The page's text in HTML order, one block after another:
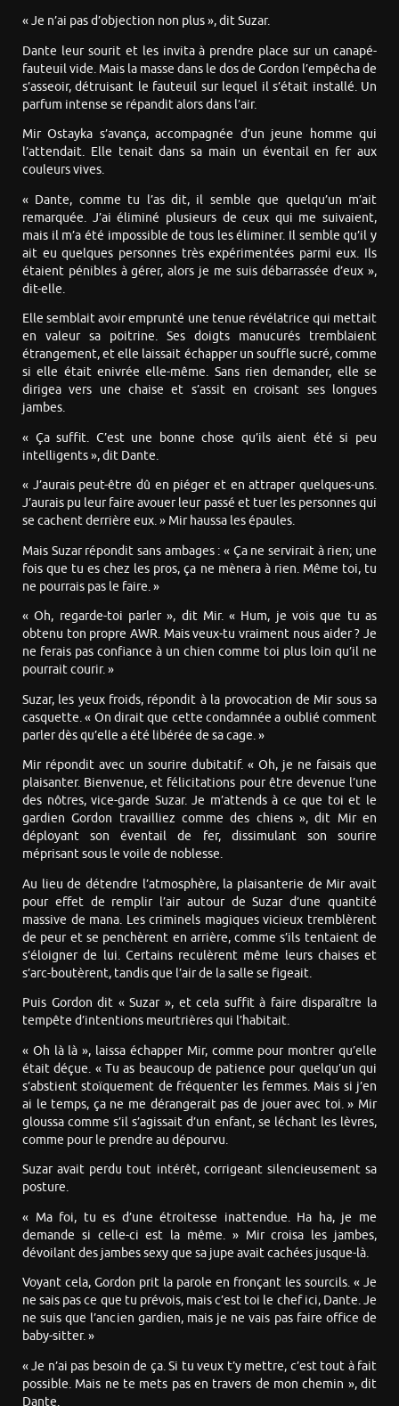
« Je n’ai pas d’objection non plus », dit Suzar.
Dante leur sourit et les invita à prendre place sur un canapé-
fauteuil vide. Mais la masse dans le dos de Gordon l’empêcha de
s’asseoir, détruisant le fauteuil sur lequel il s’était installé. Un
parfum intense se répandit alors dans l’air.
Mir Ostayka s’avança, accompagnée d’un jeune homme qui
l’attendait. Elle tenait dans sa main un éventail en fer aux
couleurs vives.
« Dante, comme tu l’as dit, il semble que quelqu’un m’ait
remarquée. J’ai éliminé plusieurs de ceux qui me suivaient,
mais il m’a été impossible de tous les éliminer. Il semble qu’il y
ait eu quelques personnes très expérimentées parmi eux. Ils
étaient pénibles à gérer, alors je me suis débarrassée d’eux »,
dit-elle.
Elle semblait avoir emprunté une tenue révélatrice qui mettait
en valeur sa poitrine. Ses doigts manucurés tremblaient
étrangement, et elle laissait échapper un souffle sucré, comme
si elle était enivrée elle-même. Sans rien demander, elle se
dirigea vers une chaise et s’assit en croisant ses longues
jambes.
« Ça suffit. C’est une bonne chose qu’ils aient été si peu
intelligents », dit Dante.
« J’aurais peut-être dû en piéger et en attraper quelques-uns.
J’aurais pu leur faire avouer leur passé et tuer les personnes qui
se cachent derrière eux. » Mir haussa les épaules.
Mais Suzar répondit sans ambages : « Ça ne servirait à rien; une
fois que tu es chez les pros, ça ne mènera à rien. Même toi, tu
ne pourrais pas le faire. »
« Oh, regarde-toi parler », dit Mir. « Hum, je vois que tu as
obtenu ton propre AWR. Mais veux-tu vraiment nous aider ? Je
ne ferais pas confiance à un chien comme toi plus loin qu’il ne
pourrait courir. »
Suzar, les yeux froids, répondit à la provocation de Mir sous sa
casquette. « On dirait que cette condamnée a oublié comment
parler dès qu’elle a été libérée de sa cage. »
Mir répondit avec un sourire dubitatif. « Oh, je ne faisais que
plaisanter. Bienvenue, et félicitations pour être devenue l’une
des nôtres, vice-garde Suzar. Je m’attends à ce que toi et le
gardien Gordon travailliez comme des chiens », dit Mir en
déployant son éventail de fer, dissimulant son sourire
méprisant sous le voile de noblesse.
Au lieu de détendre l’atmosphère, la plaisanterie de Mir avait
pour effet de remplir l’air autour de Suzar d’une quantité
massive de mana. Les criminels magiques vicieux tremblèrent
de peur et se penchèrent en arrière, comme s’ils tentaient de
s’éloigner de lui. Certains reculèrent même leurs chaises et
s’arc-boutèrent, tandis que l’air de la salle se figeait.
Puis Gordon dit « Suzar », et cela suffit à faire disparaître la
tempête d’intentions meurtrières qui l’habitait.
« Oh là là », laissa échapper Mir, comme pour montrer qu’elle
était déçue. « Tu as beaucoup de patience pour quelqu’un qui
s’abstient stoïquement de fréquenter les femmes. Mais si j’en
ai le temps, ça ne me dérangerait pas de jouer avec toi. » Mir
gloussa comme s’il s’agissait d’un enfant, se léchant les lèvres,
comme pour le prendre au dépourvu.
Suzar avait perdu tout intérêt, corrigeant silencieusement sa
posture.
« Ma foi, tu es d’une étroitesse inattendue. Ha ha, je me
demande si celle-ci est la même. » Mir croisa les jambes,
dévoilant des jambes sexy que sa jupe avait cachées jusque-là.
Voyant cela, Gordon prit la parole en fronçant les sourcils. « Je
ne sais pas ce que tu prévois, mais c’est toi le chef ici, Dante. Je
ne suis que l’ancien gardien, mais je ne vais pas faire office de
baby-sitter. »
« Je n’ai pas besoin de ça. Si tu veux t’y mettre, c’est tout à fait
possible. Mais ne te mets pas en travers de mon chemin », dit
Dante.